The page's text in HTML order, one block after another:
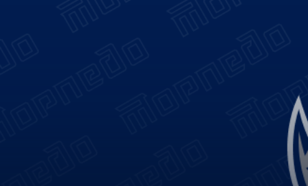
Фотобанк